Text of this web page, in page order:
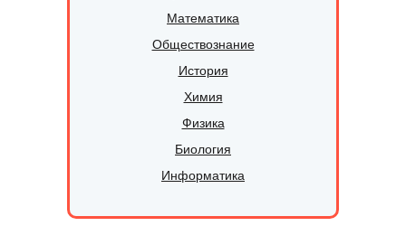
Математика
Обществознание
История
Химия
Физика
Биология
Информатика